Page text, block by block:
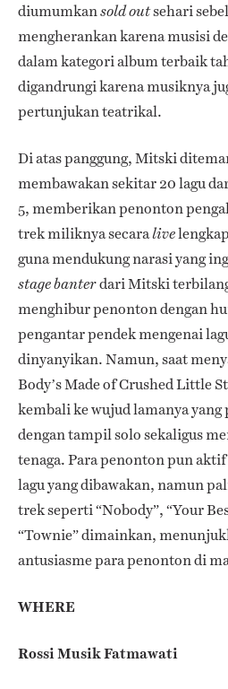
diumumkansold outsehari
mengherankan karena musisi
dalam kategori album terbaik
digandrungi karena musiknya
pertunjukan teatrikal.
Di atas panggung, Mitski
membawakan sekitar 20 lagu
5, memberikan penonton
trek miliknya secaralive
guna mendukung narasi yang
stage banterdari Mitski
menghibur penonton dengan
pengantar pendek mengenai
dinyanyikan. Namun, saat
Body’s Made of Crushed Little
kembali ke wujud lamanya yang
dengan tampil solo sekaligus
tenaga. Para penonton pun aktif
lagu yang dibawakan, namun
trek seperti “Nobody”, “Your
“Townie” dimainkan,
antusiasme para penonton di
WHERE
Rossi Musik Fatmawati